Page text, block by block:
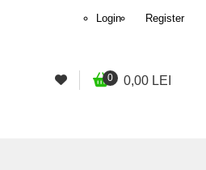
Login Register
0 0,00 LEI